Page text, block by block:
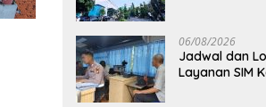
06/08/2026
Jadwal dan
Layanan SIM